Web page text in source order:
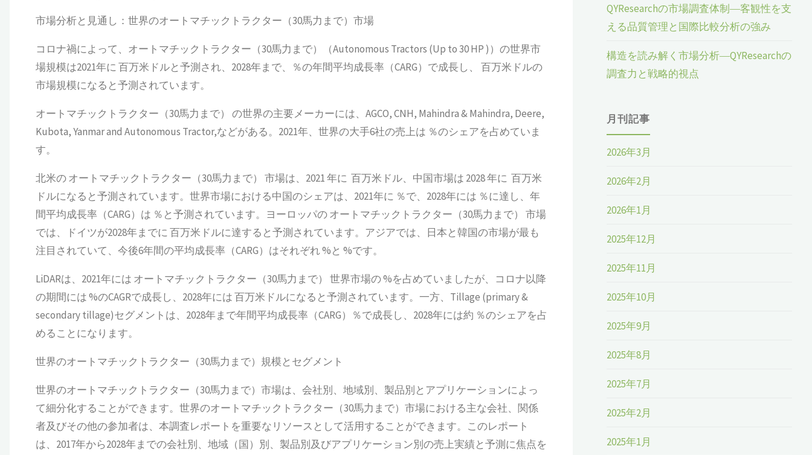
市場分析と見通し：世界のオートマチックトラクター（30馬力まで）市場
コロナ禍によって、オートマチックトラクター（30馬力まで）（Autonomous Tractors (Up to 30 HP )）の世界市
場規模は2021年に 百万米ドルと予測され、2028年まで、％の年間平均成長率（CARG）で成長し、 百万米ドルの
市場規模になると予測されています。
オートマチックトラクター（30馬力まで） の世界の主要メーカーには、AGCO, CNH, Mahindra & Mahindra, Deere,
Kubota, Yanmar and Autonomous Tractor,などがある。2021年、世界の大手6社の売上は ％のシェアを占めていま
す。
北米の オートマチックトラクター（30馬力まで） 市場は、2021 年に 百万米ドル、中国市場は 2028 年に 百万米
ドルになると予測されています。世界市場における中国のシェアは、2021年に ％で、2028年には ％に達し、年
間平均成長率（CARG）は ％と予測されています。ヨーロッパの オートマチックトラクター（30馬力まで） 市場
では、ドイツが2028年までに 百万米ドルに達すると予測されています。アジアでは、日本と韓国の市場が最も
注目されていて、今後6年間の平均成長率（CARG）はそれぞれ %と %です。
LiDARは、2021年には オートマチックトラクター（30馬力まで） 世界市場の %を占めていましたが、コロナ以降
の期間には %のCAGRで成長し、2028年には 百万米ドルになると予測されています。一方、Tillage (primary &
secondary tillage)セグメントは、2028年まで年間平均成長率（CARG）％で成長し、2028年には約 ％のシェアを占
めることになります。
世界のオートマチックトラクター（30馬力まで）規模とセグメント
世界のオートマチックトラクター（30馬力まで）市場は、会社別、地域別、製品別とアプリケーションによっ
て細分化することができます。世界のオートマチックトラクター（30馬力まで）市場における主な会社、関係
者及びその他の参加者は、本調査レポートを重要なリソースとして活用することができます。このレポート
は、2017年から2028年までの会社別、地域（国）別、製品別及びアプリケーション別の売上実績と予測に焦点を
QYResearchの市場調査体制―客観性を支
える品質管理と国際比較分析の強み
構造を読み解く市場分析―QYResearchの
調査力と戦略的視点
月刊記事
2026年3月
2026年2月
2026年1月
2025年12月
2025年11月
2025年10月
2025年9月
2025年8月
2025年7月
2025年2月
2025年1月